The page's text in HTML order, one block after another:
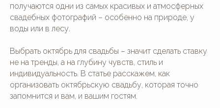
получаются одни из самых красивых и атмосферных
свадебных фотографий – особенно на природе, у
воды или в лесу.
Выбрать октябрь для свадьбы – значит сделать ставку
не на тренды, а на глубину чувств, стиль и
индивидуальность. В статье расскажем, как
организовать октябрьскую свадьбу, которая точно
запомнится и вам, и вашим гостям.